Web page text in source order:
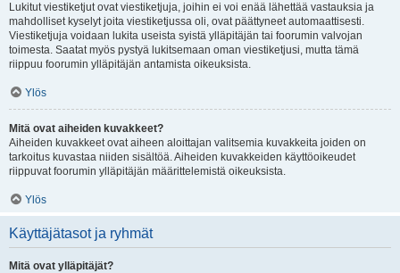
Lukitut viestiketjut ovat viestiketjuja, joihin ei voi enää lähettää vastauksia ja
mahdolliset kyselyt joita viestiketjussa oli, ovat päättyneet automaattisesti.
Viestiketjuja voidaan lukita useista syistä ylläpitäjän tai foorumin valvojan
toimesta. Saatat myös pystyä lukitsemaan oman viestiketjusi, mutta tämä
riippuu foorumin ylläpitäjän antamista oikeuksista.
Ylös
Mitä ovat aiheiden kuvakkeet?
Aiheiden kuvakkeet ovat aiheen aloittajan valitsemia kuvakkeita joiden on
tarkoitus kuvastaa niiden sisältöä. Aiheiden kuvakkeiden käyttöoikeudet
riippuvat foorumin ylläpitäjän määrittelemistä oikeuksista.
Ylös
Käyttäjätasot ja ryhmät
Mitä ovat ylläpitäjät?